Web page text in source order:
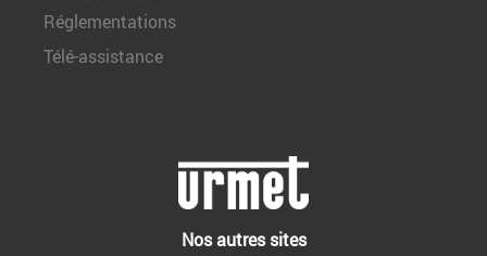
Réglementations
Télé-assistance
Nos autres sites